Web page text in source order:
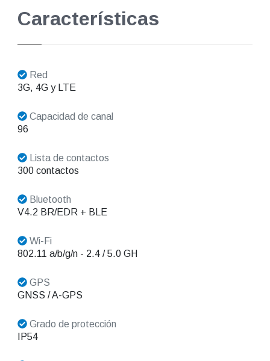
Características
Red
3G, 4G y LTE
Capacidad de canal
96
Lista de contactos
300 contactos
Bluetooth
V4.2 BR/EDR + BLE
Wi-Fi
802.11 a/b/g/n - 2.4 / 5.0 GH
GPS
GNSS / A-GPS
Grado de protección
IP54